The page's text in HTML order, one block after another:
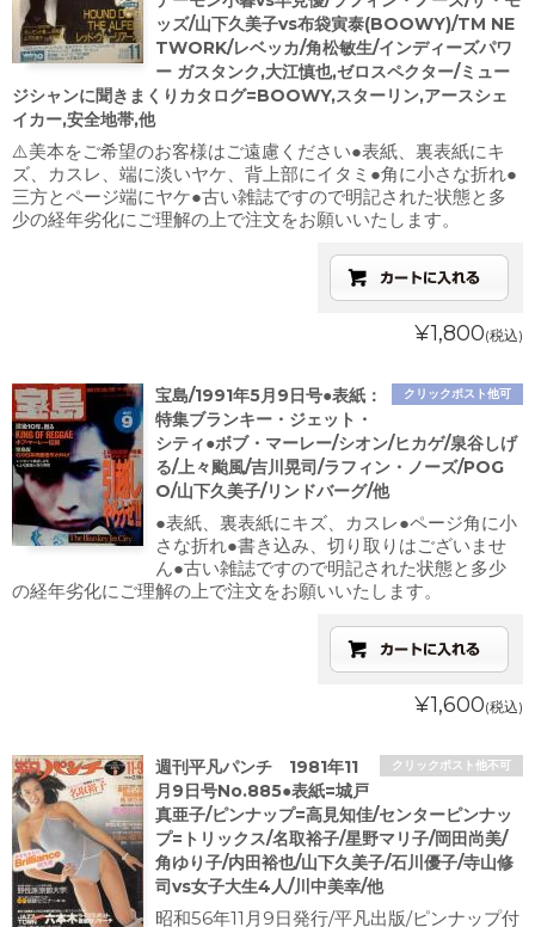
ッズ/山下久美子vs布袋寅泰(BOOWY)/TM NE
TWORK/レベッカ/角松敏生/インディーズパワ
ー ガスタンク,大江慎也,ゼロスペクター/ミュー
ジシャンに聞きまくりカタログ=BOOWY,スターリン,アースシェ
イカー,安全地帯,他
⚠️美本をご希望のお客様はご遠慮ください●表紙、裏表紙にキ
ズ、カスレ、端に淡いヤケ、背上部にイタミ●角に小さな折れ●
三方とページ端にヤケ●古い雑誌ですので明記された状態と多
少の経年劣化にご理解の上で注文をお願いいたします。
¥1,800(税込)
クリックポスト他可
宝島/1991年5月9日号●表紙：
特集ブランキー・ジェット・
シティ●ボブ・マーレー/シオン/ヒカゲ/泉谷しげ
る/上々颱風/吉川晃司/ラフィン・ノーズ/POG
O/山下久美子/リンドバーグ/他
●表紙、裏表紙にキズ、カスレ●ページ角に小
さな折れ●書き込み、切り取りはございませ
ん●古い雑誌ですので明記された状態と多少
の経年劣化にご理解の上で注文をお願いいたします。
¥1,600(税込)
クリックポスト他不可
週刊平凡パンチ 1981年11
月9日号No.885●表紙=城戸
真亜子/ピンナップ=高見知佳/センターピンナッ
プ=トリックス/名取裕子/星野マリ子/岡田尚美/
角ゆり子/内田裕也/山下久美子/石川優子/寺山修
司vs女子大生4人/川中美幸/他
昭和56年11月9日発行/平凡出版/ピンナップ付